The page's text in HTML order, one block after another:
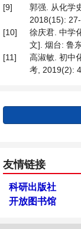
[9]
郭强. 从化学
2018(15): 27-
[10]
徐庆君. 中学
文]. 烟台: 鲁
[11]
高淑敏. 初中
考, 2019(2):
友情链接
科研出版社
开放图书馆